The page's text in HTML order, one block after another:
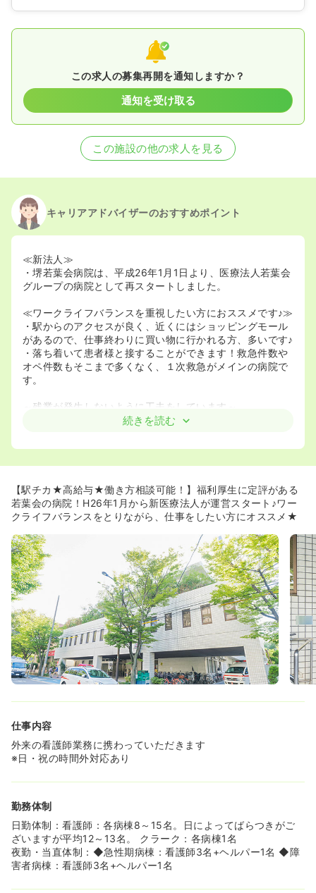
この求人の募集再開を通知しますか？
通知を受け取る
この施設の他の求人を見る
キャリアアドバイザーのおすすめポイント
≪新法人≫
・堺若葉会病院は、平成26年1月1日より、医療法人若葉会
グループの病院として再スタートしました。
≪ワークライフバランスを重視したい方におススメです♪≫
・駅からのアクセスが良く、近くにはショッピングモール
があるので、仕事終わりに買い物に行かれる方、多いです♪
・落ち着いて患者様と接することができます！救急件数や
オペ件数もそこまで多くなく、１次救急がメインの病院で
す。
～残業が発生しないように工夫をしています～
・会議や勉強会・研修などは基本的に時間内に行うように
た分だけしっかり還元されます☆
≪教育・フォロー体制が充実しています≫
育・最新の看護の知識、経験をしっかり有した方々が現場
指導に当たっています。
・半年に一度師長との面談があります。メンタルフォロー
も充実しています。
・チェックリストを作成していただきますので、中途入職
の方にとってスムーズに業務に入っていただく仕組みが整
っています。
続きを読む
【駅チカ★高給与★働き方相談可能！】福利厚生に定評がある
若葉会の病院！H26年1月から新医療法人が運営スタート♪ワー
クライフバランスをとりながら、仕事をしたい方にオススメ★
仕事内容
外来の看護師業務に携わっていただきます
※日・祝の時間外対応あり
勤務体制
日勤体制：看護師：各病棟8～15名。日によってばらつきがご
ざいますが平均12～13名。 クラーク：各病棟1名
夜勤・当直体制：◆急性期病棟：看護師3名+ヘルパー1名 ◆障
害者病棟：看護師3名+ヘルパー1名